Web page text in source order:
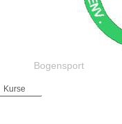
Bogensport
Kurse